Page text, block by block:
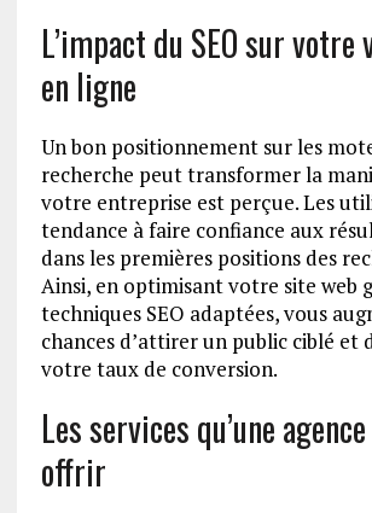
L’impact du SEO sur
en ligne
Un bon positionnement sur les
recherche peut transformer la
votre entreprise est perçue. Les
tendance à faire confiance aux
dans les premières positions des
Ainsi, en optimisant votre site web
techniques SEO adaptées, vous
chances d’attirer un public ciblé et
votre taux de conversion.
Les services qu’une
offrir